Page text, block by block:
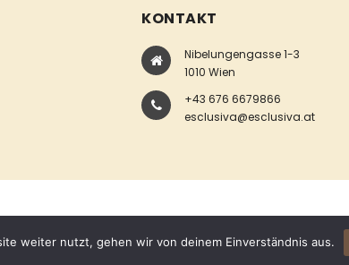
KONTAKT
Nibelungengasse 1-3
1010 Wien
+43 676 6679866
esclusiva@esclusiva.at
weiter nutzt, gehen wir von deinem Einverständnis aus.